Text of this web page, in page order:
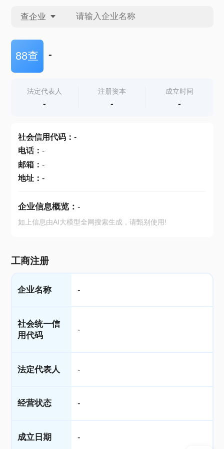
查企业
查企业
查产地
88查 -
法定代表人
-
注册资本
-
成立时间
-
社会信用代码： -
电话： -
邮箱： -
地址： -
企业信息概览： -
如上信息由AI大模型全网搜索生成，请甄别使用!
工商注册
企业名称 -
社会统一信
用代码
-
法定代表人 -
经营状态 -
成立日期 -